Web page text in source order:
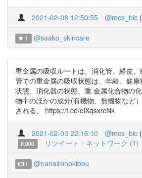
2021-02-08 12:50:55 @mcs_bic (
1 @saako_skincare
重金属の吸収ルートは、消化管、経皮
管での重金属の吸収状態は、年齢、健
状態、消化器の状態、重 金属化合物の
物中のほかの成分(有機物、無機物など
される。 https://t.co/elXqsxrcNk
2021-02-03 22:16:10 @mcs_bic (
0.000
リツイート・ネットワーク (1)
1 @nanaironokibou